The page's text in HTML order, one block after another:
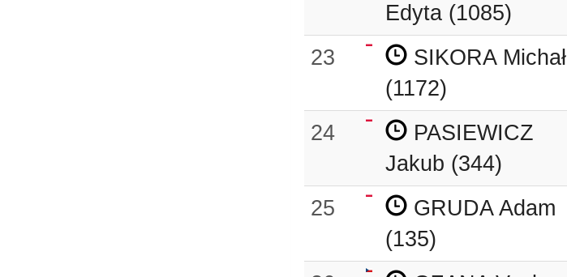
Edyta (1085)
23
SIKORA Michał
(1172)
24
PASIEWICZ
Jakub (344)
25
GRUDA Adam
(135)